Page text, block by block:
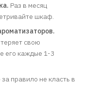
Раз в месяц
шкаф.
свою
его каждые 1-3
правило не класть в